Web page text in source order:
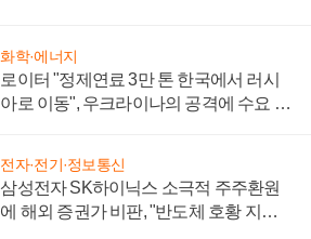
화학·에너지
로이터 "정제연료 3만 톤 한국에서 러시
아로 이동", 우크라이나의 공격에 수요 늘
전자·전기·정보통신
삼성전자 SK하이닉스 소극적 주주환원
에 해외 증권가 비판, "반도체 호황 지속